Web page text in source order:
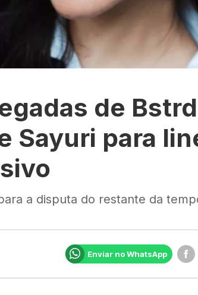
de
Sayuri para
a disputa do restante da
Enviar no WhatsApp